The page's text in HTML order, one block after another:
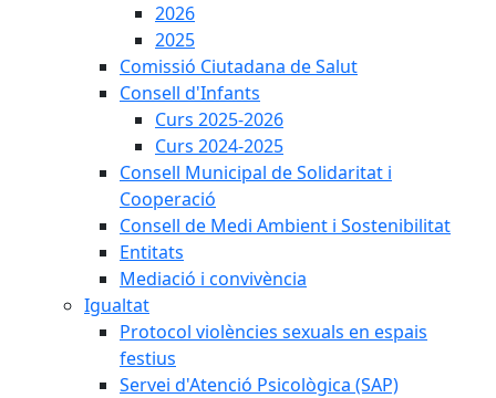
2026
2025
Comissió Ciutadana de Salut
Consell d'Infants
Curs 2025-2026
Curs 2024-2025
Consell Municipal de Solidaritat i
Cooperació
Consell de Medi Ambient i Sostenibilitat
Entitats
Mediació i convivència
Igualtat
Protocol violències sexuals en espais
festius
Servei d'Atenció Psicològica (SAP)